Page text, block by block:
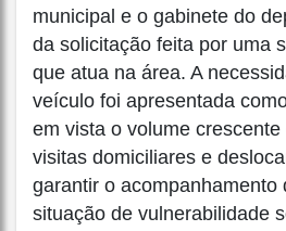
municipal e o gabinete do
da solicitação feita por uma
que atua na área. A
veículo foi apresentada
em vista o volume
visitas domiciliares e
garantir o acompanhamento
situação de vulnerabilidade